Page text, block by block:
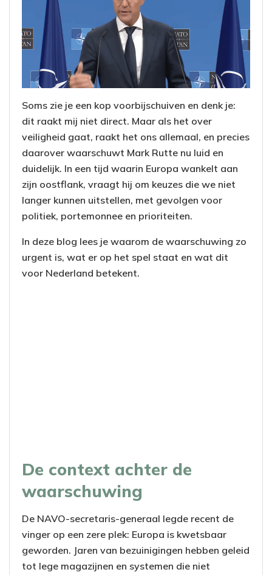
Soms zie je een kop voorbijschuiven en denk je:
dit raakt mij niet direct. Maar als het over
veiligheid gaat, raakt het ons allemaal, en precies
daarover waarschuwt Mark Rutte nu luid en
duidelijk. In een tijd waarin Europa wankelt aan
zijn oostflank, vraagt hij om keuzes die we niet
langer kunnen uitstellen, met gevolgen voor
politiek, portemonnee en prioriteiten.
In deze blog lees je waarom de waarschuwing zo
urgent is, wat er op het spel staat en wat dit
voor Nederland betekent.
De context achter de
waarschuwing
De NAVO-secretaris-generaal legde recent de
vinger op een zere plek: Europa is kwetsbaar
geworden. Jaren van bezuinigingen hebben geleid
tot lege magazijnen en systemen die niet